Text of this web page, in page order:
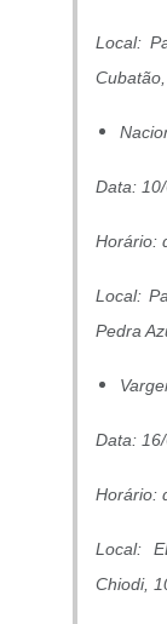
Local:
Data:
Horário:
Local:
Pedra
Data:
Horário:
Local:
Chiodi,